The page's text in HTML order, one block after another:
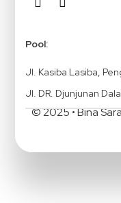
Pool:
Jl. Kasiba Lasiba,
Jl. DR. Djunjunan
© 2025 • Bina